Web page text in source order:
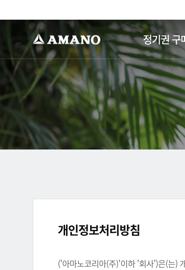
정기권 구
개인정보처리방침
('아마노코리아(주)'이하 '회사')은(는)